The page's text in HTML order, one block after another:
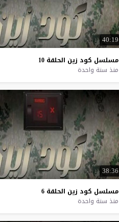
40:19
مسلسل كود زين الحلقة 10
منذ سنة واحدة
38:36
مسلسل كود زين الحلقة 6
منذ سنة واحدة